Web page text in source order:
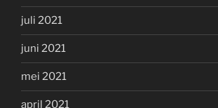
juli 2021
juni 2021
mei 2021
april 2021